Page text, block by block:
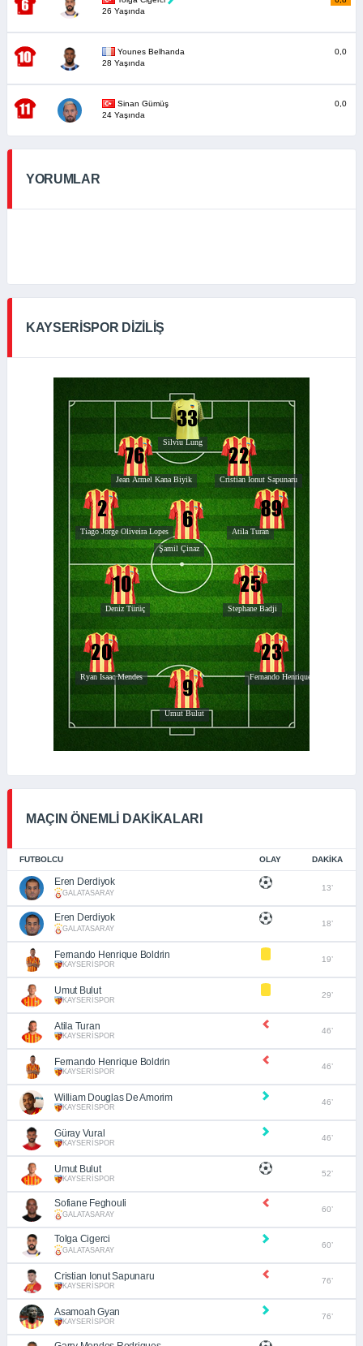
26 Yaşında
Younes Belhanda
28 Yaşında
0,0
Sinan Gümüş
24 Yaşında
0,0
YORUMLAR
KAYSERISPOR DIZILIŞ
MAÇIN ÖNEMLİ DAKİKALARI
FUTBOLCU OLAY DAKIKA
Eren Derdiyok
GALATASARAY
13’
Eren Derdiyok
GALATASARAY
18’
Fernando Henrique Boldrin
KAYSERİSPOR
19’
Umut Bulut
KAYSERİSPOR
29’
Atila Turan
KAYSERİSPOR
46’
Fernando Henrique Boldrin
KAYSERİSPOR
46’
William Douglas De Amorim
KAYSERİSPOR
46’
Güray Vural
KAYSERİSPOR
46’
Umut Bulut
KAYSERİSPOR
52’
Sofiane Feghouli
GALATASARAY
60’
Tolga Cigerci
GALATASARAY
60’
Cristian Ionut Sapunaru
KAYSERİSPOR
76’
Asamoah Gyan
KAYSERİSPOR
76’